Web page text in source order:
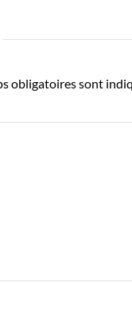
obligatoires sont